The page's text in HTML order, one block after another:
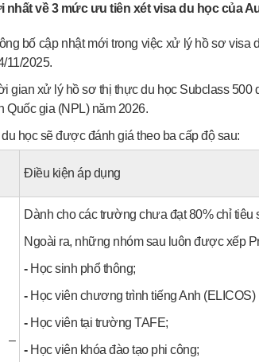
nhất về 3 mức ưu tiên xét visa du học của
bố cập nhật mới trong việc xử lý hồ sơ
11/2025.
gian xử lý hồ sơ thị thực du học Subclass 500
Quốc gia (NPL) năm 2026.
học sẽ được đánh giá theo ba cấp độ sau:
Điều kiện áp dụng
–
Dành cho các trường chưa đạt 80% chỉ tiêu
Ngoài ra, những nhóm sau luôn được xếp
-Học sinh phổ thông;
-Học viên chương trình tiếng Anh
- Học viên tại trường TAFE;
- Học viên khóa đào tạo phi công;